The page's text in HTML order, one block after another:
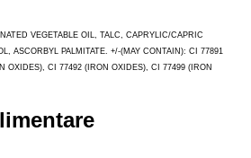
VEGETABLE OIL, TALC, CAPRYLIC/CAPRIC
ASCORBYL PALMITATE. +/-(MAY CONTAIN): CI 77891
OXIDES), CI 77492 (IRON OXIDES), CI 77499 (IRON